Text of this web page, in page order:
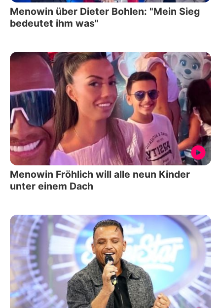
Menowin über Dieter Bohlen: "Mein Sieg
bedeutet ihm was"
Menowin Fröhlich will alle neun Kinder
unter einem Dach